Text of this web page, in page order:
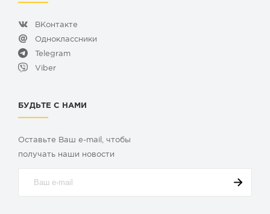
ВКонтакте
Одноклассники
Telegram
Viber
БУДЬТЕ С НАМИ
Оставьте Ваш e-mail, чтобы
получать наши новости